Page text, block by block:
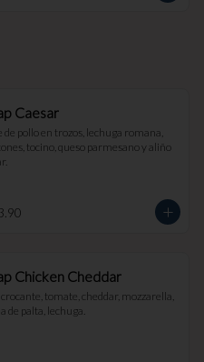
Caesar
de pollo en trozos, lechuga romana,
tocino, queso parmesano y aliño
Chicken Cheddar
tomate, cheddar, mozzarella,
de palta, lechuga.